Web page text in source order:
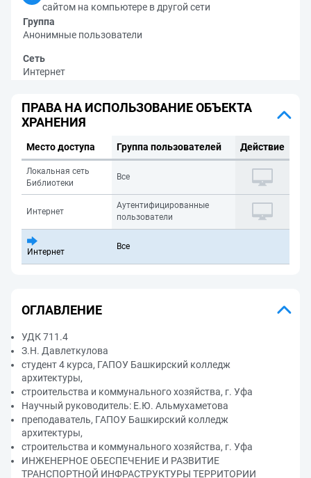
сайтом на компьютере в другой сети
Группа
Анонимные пользователи
Сеть
Интернет
ПРАВА НА ИСПОЛЬЗОВАНИЕ ОБЪЕКТА
ХРАНЕНИЯ
Место доступа Группа пользователей Действие
Локальная сеть
Библиотеки
Все
Интернет
Аутентифицированные
пользователи
Интернет
Все
ОГЛАВЛЕНИЕ
УДК 711.4
З.Н. Давлеткулова
студент 4 курса, ГАПОУ Башкирский колледж
архитектуры,
строительства и коммунального хозяйства, г. Уфа
Научный руководитель: Е.Ю. Альмухаметова
преподаватель, ГАПОУ Башкирский колледж
архитектуры,
строительства и коммунального хозяйства, г. Уфа
ИНЖЕНЕРНОЕ ОБЕСПЕЧЕНИЕ И РАЗВИТИЕ
ТРАНСПОРТНОЙ ИНФРАСТРУКТУРЫ ТЕРРИТОРИИ